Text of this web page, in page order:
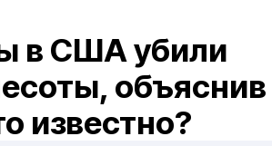
в США убили
объяснив
известно?